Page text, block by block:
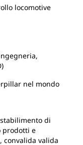
locomotive
nel mondo
di
prodotti e
convalida valida